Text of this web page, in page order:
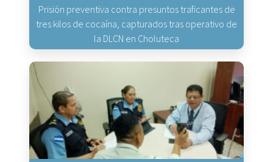
Prisión preventiva contra presuntos traficantes de
tres kilos de cocaína, capturados tras operativo de
la DLCN en Choluteca